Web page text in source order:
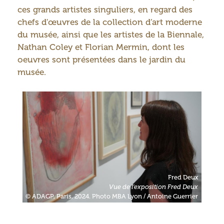
ces grands artistes singuliers, en regard des
chefs d'œuvres de la collection d’art moderne
du musée, ainsi que les artistes de la Biennale,
Nathan Coley et Florian Mermin, dont les
oeuvres sont présentées dans le jardin du
musée.
Fred Deux
Vue de l'exposition Fred Deux
© ADAGP, Paris, 2024. Photo MBA Lyon / Antoine Guerrier